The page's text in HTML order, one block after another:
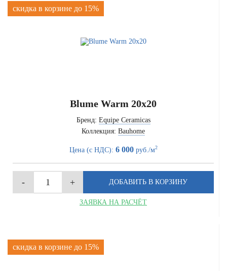
скидка в корзине до 15%
Blume Warm 20x20
Бренд: Equipe Ceramicas
Коллекция: Bauhome
Цена (с НДС): 6 000руб./м2
ЗАЯВКА НА РАСЧЁТ
скидка в корзине до 15%